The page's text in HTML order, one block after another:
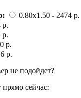
0.80x1.50 - 2474 p.
p.
p.
p.
p.
не подойдет?
сейчас: